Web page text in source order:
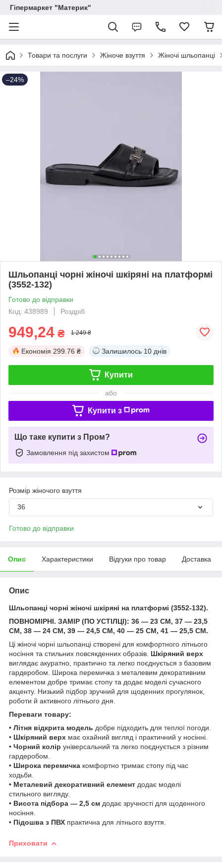
Гіпермаркет "Материк"
Товари та послуги Жіноче взуття Жіночі шльопанці
–24%
Шльопанці чорні жіночі шкіряні на платформі
(3552-132)
Готово до відправки
Код: 438989
Роздріб
949,24 ₴ 1 249 ₴
Економія 299.76 ₴ Залишилось 10 днів
Купити
або
Купити з
Що таке купити з Пром?
Замовлення під захистом
Розмір жіночого взуття
36
Готово до відправки
Опис Характеристики Відгуки про товар Доставка
Опис
Шльопанці чорні жіночі шкіряні на платформі (3552-132).
ПОВНОМІРНІ. ЗАМІР (ПО УСТІЛЦІ): 36 — 23 СМ, 37 — 23,5
СМ, 38 — 24 СМ, 39 — 24,5 СМ, 40 — 25 СМ, 41 — 25,5 СМ.
Ці жіночі чорні шльопанці створені для комфортного літнього
носіння та стильних повсякденних образів. Шкіряний верх
виглядає акуратно, практично та легко поєднується з базовим
гардеробом. Широка перемичка з металевим декоративним
елементом добре тримає стопу та додає моделі сучасного
акценту. Низький підбор зручний для щоденних прогулянок,
роботи й активного літнього дня.
Переваги товару:
• Літня відкрита модель добре підходить для теплої погоди.
• Шкіряний верх має охайний вигляд і практичний у носінні.
• Чорний колір універсальний та легко поєднується з різним
гардеробом.
• Широка перемичка комфортно тримає стопу під час
ходьби.
• Металевий декоративний елемент додає моделі
стильного вигляду.
• Висота підбора — 2,5 см додає зручності для щоденного
носіння.
• Підошва з ПВХ практична для літнього взуття.
Приховати